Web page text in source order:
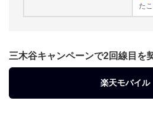
た
三木谷キャンペーンで2回線目を
楽天モバイル